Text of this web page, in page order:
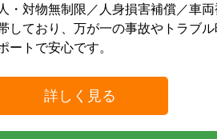
人・対物無制限／人身損害補償／車
しており、万が一の事故やトラブ
ートで安心です。
詳しく見る